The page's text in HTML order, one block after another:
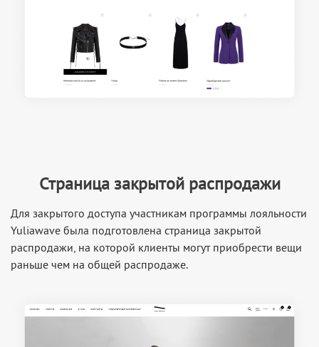
Страница закрытой распродажи
Для закрытого доступа участникам программы лояльности
Yuliawave была подготовлена страница закрытой
распродажи, на которой клиенты могут приобрести вещи
раньше чем на общей распродаже.